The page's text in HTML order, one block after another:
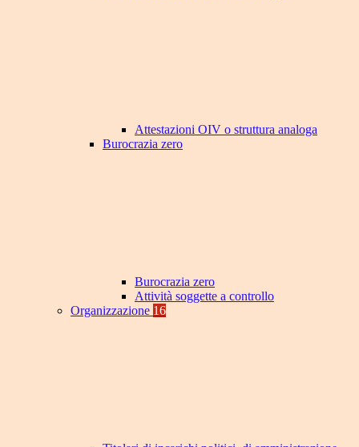
Attestazioni OIV o struttura analoga
Burocrazia zero
Burocrazia zero
Attività soggette a controllo
Organizzazione 16